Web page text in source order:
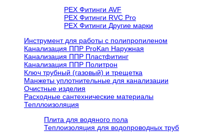
PEX Фитинги AVF
РЕХ Фитинги RVC Pro
РЕХ Фитинги Другие марки
Инструмент для работы с полипропиленом
Канализация ППР ProKan Наружная
Канализация ППР Пластфитинг
Канализация ППР Политрон
Ключ трубный (газовый) и трещетка
Манжеты уплотнительные для канализации
Очистные изделия
Расходные сантехнические материалы
Тепллоизоляция
Плита для водяного пола
Теплоизоляция для водопроводных труб